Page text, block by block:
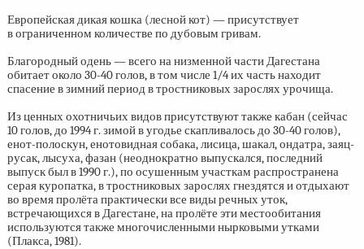
Европейская дикая кошка (лесной кот) — присутствует
в ограниченном количестве по дубовым гривам.
Благородный одень — всего на низменной части Дагестана
обитает около 30-40 голов,в том числе 1/4 их часть находит
спасение в зимний период в тростниковых зарослях урочища.
Из ценных охотничьих видов присутствуют также кабан (сейчас
10 голов, до 1994 г. зимой в угодье скапливалось до 30-40 голов),
енот-полоскун, енотовидная собака, лисица, шакал, ондатра, заяц-
русак, лысуха, фазан (неоднократно выпускался, последний
выпуск был в 1990 г.), по осушенным участкам распространена
серая куропатка, в тростниковых зарослях гнездятся и отдыхают
во время пролёта практически все виды речных уток,
встречающихся в Дагестане, на пролёте эти местообитания
используются также многочисленными нырковыми утками
(Плакса, 1981).